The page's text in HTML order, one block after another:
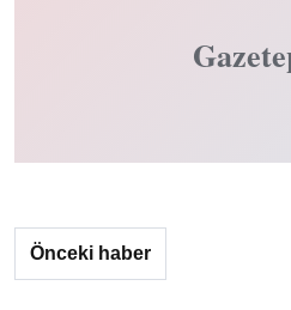
Önceki haber